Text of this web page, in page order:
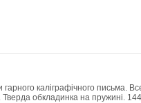
каліграфічного письма.
обкладинка на пружині.